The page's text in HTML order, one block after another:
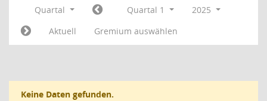
Quartal Quartal 1
2025
Aktuell
Gremium auswählen
Keine Daten gefunden.